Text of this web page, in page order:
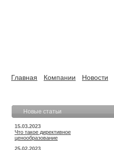
Главная Компании Новости
Новые статьи
15.03.2023
Что такое директивное
ценообразование
25.02.2023